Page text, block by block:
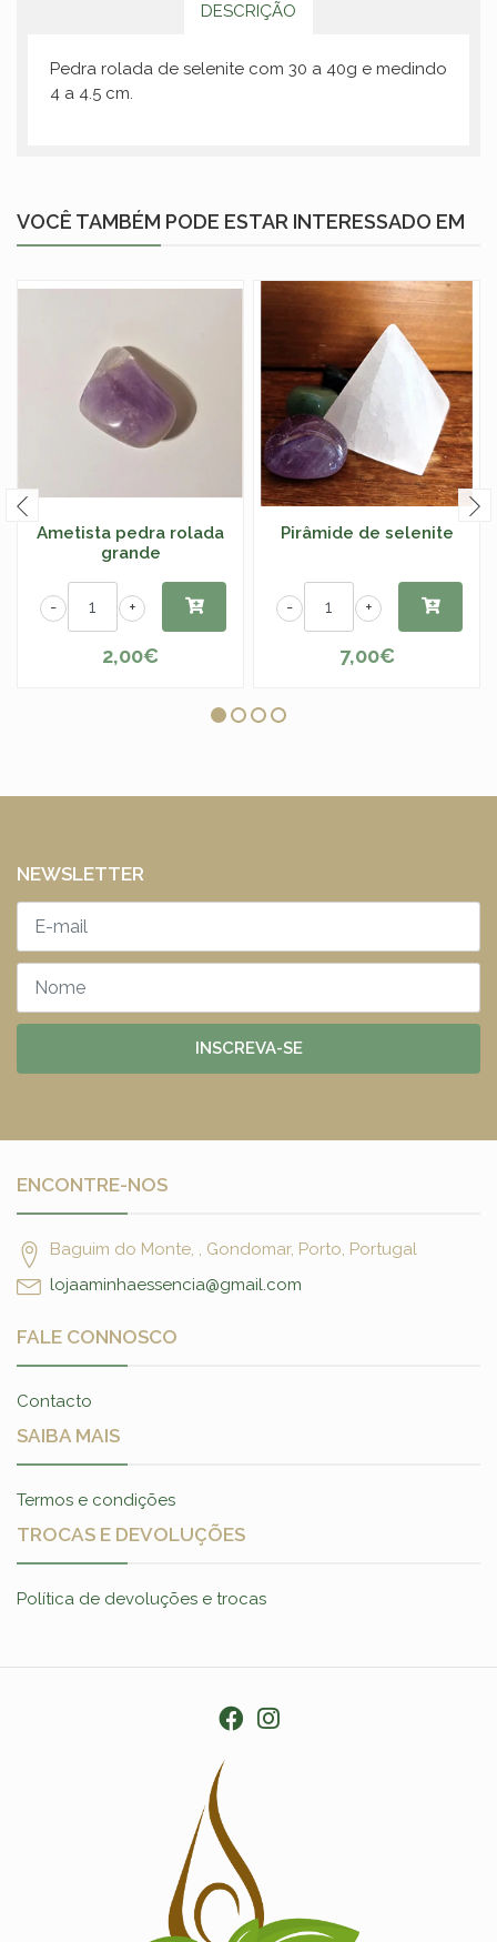
DESCRIÇÃO
Pedra rolada de selenite com 30 a 40g e medindo
4 a 4.5 cm.
VOCÊ TAMBÉM PODE ESTAR INTERESSADO EM
Ametista pedra rolada
grande
+
-
2,00€
Pirâmide de selenite
+
-
7,00€
NEWSLETTER
INSCREVA-SE
ENCONTRE-NOS
Baguim do Monte, , Gondomar, Porto, Portugal
lojaaminhaessencia@gmail.com
FALE CONNOSCO
Contacto
SAIBA MAIS
Termos e condições
TROCAS E DEVOLUÇÕES
Política de devoluções e trocas